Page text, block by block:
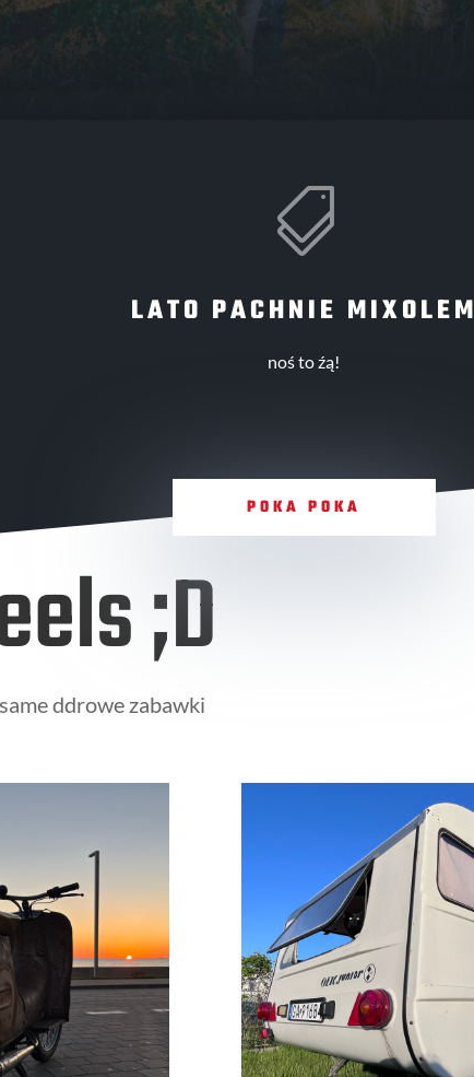

LATO PACHNIE MIXOLEM
noś to źą!
POKA POKA
;D
ddrowe zabawki